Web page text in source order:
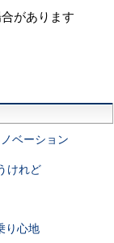
があります
ベーション
けれど
り心地